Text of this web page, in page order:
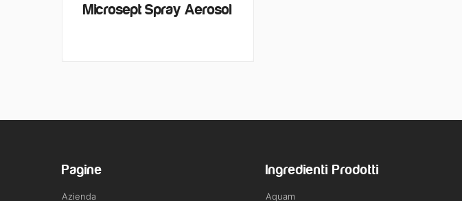
Microsept Spray Aerosol
Pagine
Azienda
Ingredienti Prodotti
Aquam